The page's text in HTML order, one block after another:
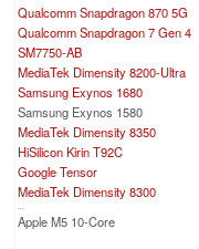
Qualcomm Snapdragon 870 5G
Qualcomm Snapdragon 7 Gen 4
SM7750-AB
MediaTek Dimensity 8200-Ultra
Samsung Exynos 1680
Samsung Exynos 1580
MediaTek Dimensity 8350
HiSilicon Kirin T92C
Google Tensor
MediaTek Dimensity 8300
...
Apple M5 10-Core